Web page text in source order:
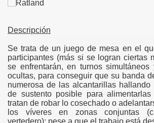
Descripción
Se trata de un juego de mesa en el
participantes (más si se logran ciertas
se enfrentarán, en turnos simultáneos
ocultas, para conseguir que su banda
numerosa de las alcantarillas hallando
de sustento posible para
tratan de robar lo cosechado o
los víveres en zonas conjuntas
vertedero); pese a que el trabajo está